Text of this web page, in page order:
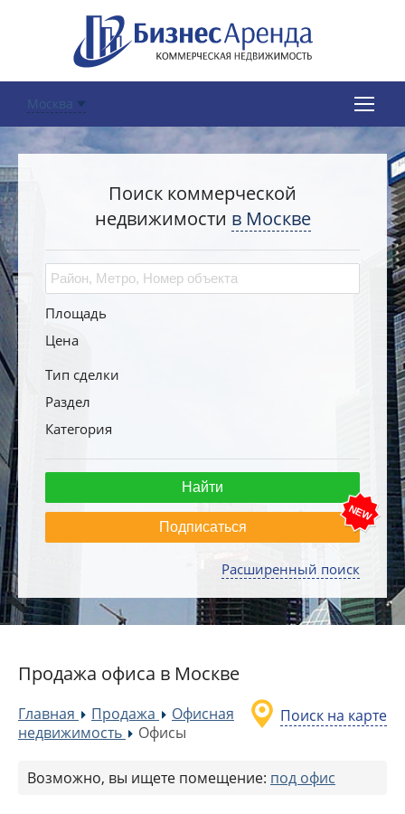
Москва
Поиск коммерческой
недвижимости в Москве
Площадь
Цена
Тип сделки
Раздел
Категория
Подписаться
Расширенный поиск
Продажа офиса в Москве
Поиск на карте
Главная »Продажа »Офисная
недвижимость
»Офисы
Возможно, вы ищете помещение: под офис